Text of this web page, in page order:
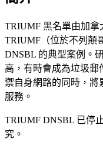
TRIUMF 黑名單由加
TRIUMF（位於不列顛
DNSBL 的典型案例。
高，有時會成為垃圾
禦自身網路的同時，將
服務。
TRIUMF DNSBL 已停
究。